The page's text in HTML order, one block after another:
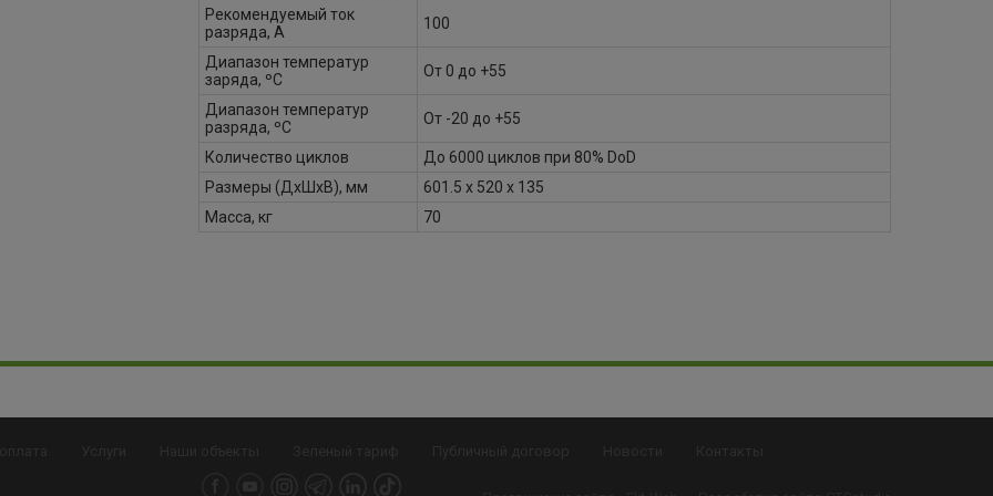
Рекомендуемый ток
разряда, А
100
Диапазон температур
заряда, ºС
От 0 до +55
Диапазон температур
разряда, ºС
От -20 до +55
Количество циклов
До 6000 циклов при 80% DoD
Размеры (ДxШxВ), мм
601.5 x 520 x 135
Масса, кг
70
Публичный договор Новости Контакты